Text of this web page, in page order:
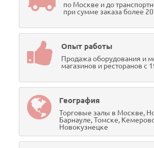
по Москве и до
при сумме заказа более
Опыт работы
Продажа оборудования и
магазинов и ресторанов с
География
Торговые залы в Москве,
Барнауле, Томске,
Новокузнецке